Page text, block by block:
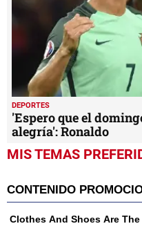
DEPORTES
'Espero que el
alegría': Ronaldo
MIS TEMAS